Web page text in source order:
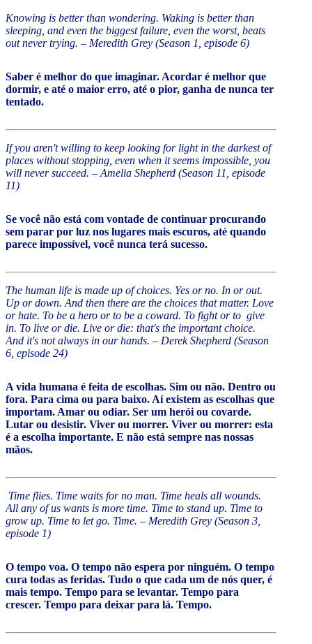
Knowing is better than wondering. Waking is better than
sleeping, and even the biggest failure, even the worst, beats
out never trying. – Meredith Grey (Season 1, episode 6)
Saber é melhor do que imaginar. Acordar é melhor que
dormir, e até o maior erro, até o pior, ganha de nunca ter
tentado.
If you aren't willing to keep looking for light in the darkest of
places without stopping, even when it seems impossible, you
will never succeed. – Amelia Shepherd (Season 11, episode
11)
Se você não está com vontade de continuar procurando
sem parar por luz nos lugares mais escuros, até quando
parece impossível, você nunca terá sucesso.
The human life is made up of choices. Yes or no. In or out.
Up or down. And then there are the choices that matter. Love
or hate. To be a hero or to be a coward. To fight or to give
in. To live or die. Live or die: that's the important choice.
And it's not always in our hands. – Derek Shepherd (Season
6, episode 24)
A vida humana é feita de escolhas. Sim ou não. Dentro ou
fora. Para cima ou para baixo. Aí existem as escolhas que
importam. Amar ou odiar. Ser um herói ou covarde.
Lutar ou desistir. Viver ou morrer. Viver ou morrer: esta
é a escolha importante. E não está sempre nas nossas
mãos.
Time flies. Time waits for no man. Time heals all wounds.
All any of us wants is more time. Time to stand up. Time to
grow up. Time to let go. Time. – Meredith Grey (Season 3,
episode 1)
O tempo voa. O tempo não espera por ninguém. O tempo
cura todas as feridas. Tudo o que cada um de nós quer, é
mais tempo. Tempo para se levantar. Tempo para
crescer. Tempo para deixar para lá. Tempo.